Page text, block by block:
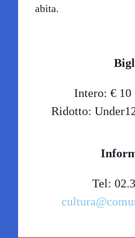
abita.
Intero: € 10
Ridotto:
Tel: